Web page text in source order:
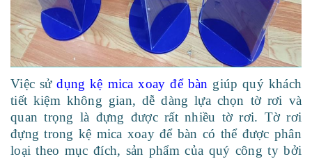
Việc sửdụng kệ mica xoay để bàn giúp quý khách
tiết kiệm không gian, dễ dàng lựa chọn tờ rơi và
quan trọng là đựng được rất nhiều tờ rơi. Tờ rơi
đựng trong kệ mica xoay để bàn có thể được phân
loại theo mục đích, sản phẩm của quý công ty bởi